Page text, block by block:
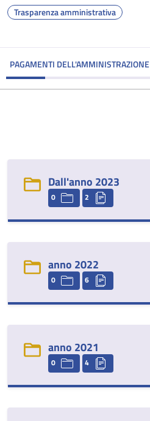
Trasparenza amministrativa
PAGAMENTI DELL'AMMINISTRAZIONE
Dall'anno 2023
0 2
anno 2022
0 6
anno 2021
0 4